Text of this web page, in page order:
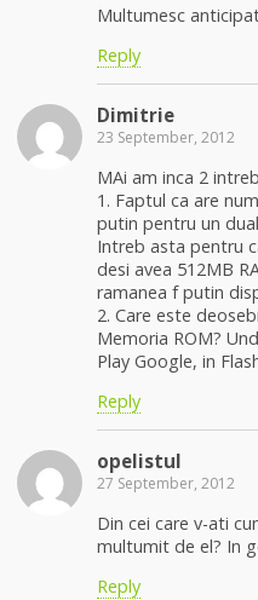
Multumesc
Reply
Dimitrie
23 September, 2012
MAi am inca 2
1. Faptul ca are
putin pentru un
Intreb asta pentru
desi avea 512MB
ramanea f putin
2. Care este
Memoria ROM?
Play Google, in
Reply
opelistul
27 September, 2012
Din cei care v-ati
multumit de el? In
Reply